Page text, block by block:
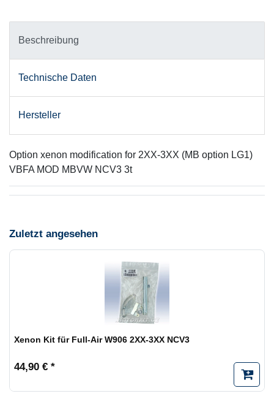
Beschreibung
Technische Daten
Hersteller
Option xenon modification for 2XX-3XX (MB option LG1)
VBFA MOD MBVW NCV3 3t
Zuletzt angesehen
Xenon Kit für Full-Air W906 2XX-3XX NCV3
44,90 € *